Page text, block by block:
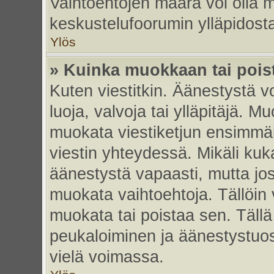
keskustelufoorumin
Ylös
» Kuinka muokkaan tai
Kuten viestitkin. Äänestystä
luoja, valvoja tai ylläpitäjä.
muokata viestiketjun
viestin yhteydessä. Mikäli
äänestystä vapaasti, mutta
muokata vaihtoehtoja.
muokata tai poistaa sen.
peukaloiminen ja
vielä voimassa.